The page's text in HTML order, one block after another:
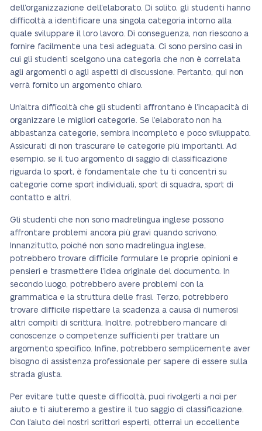
dell’organizzazione dell’elaborato. Di solito, gli studenti hanno
difficoltà a identificare una singola categoria intorno alla
quale sviluppare il loro lavoro. Di conseguenza, non riescono a
fornire facilmente una tesi adeguata. Ci sono persino casi in
cui gli studenti scelgono una categoria che non è correlata
agli argomenti o agli aspetti di discussione. Pertanto, qui non
verrà fornito un argomento chiaro.
Un’altra difficoltà che gli studenti affrontano è l’incapacità di
organizzare le migliori categorie. Se l’elaborato non ha
abbastanza categorie, sembra incompleto e poco sviluppato.
Assicurati di non trascurare le categorie più importanti. Ad
esempio, se il tuo argomento di saggio di classificazione
riguarda lo sport, è fondamentale che tu ti concentri su
categorie come sport individuali, sport di squadra, sport di
contatto e altri.
Gli studenti che non sono madrelingua inglese possono
affrontare problemi ancora più gravi quando scrivono.
Innanzitutto, poiché non sono madrelingua inglese,
potrebbero trovare difficile formulare le proprie opinioni e
pensieri e trasmettere l’idea originale del documento. In
secondo luogo, potrebbero avere problemi con la
grammatica e la struttura delle frasi. Terzo, potrebbero
trovare difficile rispettare la scadenza a causa di numerosi
altri compiti di scrittura. Inoltre, potrebbero mancare di
conoscenze o competenze sufficienti per trattare un
argomento specifico. Infine, potrebbero semplicemente aver
bisogno di assistenza professionale per sapere di essere sulla
strada giusta.
Per evitare tutte queste difficoltà, puoi rivolgerti a noi per
aiuto e ti aiuteremo a gestire il tuo saggio di classificazione.
Con l’aiuto dei nostri scrittori esperti, otterrai un eccellente